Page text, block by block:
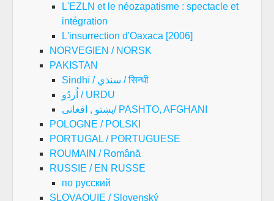
L'EZLN et le néozapatisme : spectacle et
intégration
L'insurrection d'Oaxaca [2006]
NORVEGIEN / NORSK
PAKISTAN
Sindhī / سنڌي / सिन्धी
اُردُو / URDU
پښتو , افغانی/ PASHTO, AFGHANI
POLOGNE / POLSKI
PORTUGAL / PORTUGUESE
ROUMAIN / Română
RUSSIE / EN RUSSE
по русский
SLOVAQUIE / Slovenský